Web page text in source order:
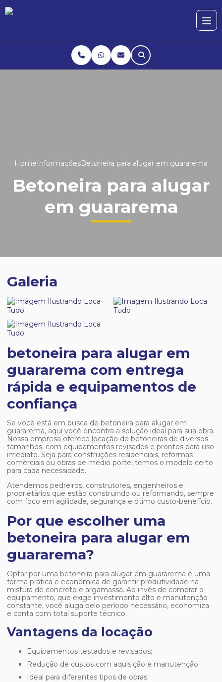
HomeInformaçõesBetoneira para alugar em guararema
Betoneira para alugar
em guararema
Galeria
betoneira para alugar em
guararema com entrega
rápida e equipamentos de
confiança
Se você está em busca de betoneira para alugar em
guararema, aqui você encontra a solução ideal para sua obra.
Nossa empresa oferece locação de betoneiras de diversos
tamanhos, com equipamentos revisados e prontos para uso
imediato. Seja para construções residenciais, reformas
comerciais ou obras de médio porte, temos o modelo certo
para cada necessidade.
Atendemos pedreiros, construtores, engenheiros e
proprietários que estão construindo ou reformando, sempre
com foco em agilidade, segurança e ótimo custo-benefício.
Por que escolher uma
betoneira para alugar em
guararema?
Optar por uma betoneira para alugar em guararema é uma
forma prática e econômica de garantir produtividade na
mistura de concreto e argamassa. Ao invés de comprar o
equipamento, que exige investimento alto e manutenção
constante, você aluga pelo período necessário, economiza
e conta com total suporte técnico.
Vantagens da locação
Equipamentos testados e revisados;
Redução de custos com aquisição e manutenção;
Ideal para diferentes tipos de obras;